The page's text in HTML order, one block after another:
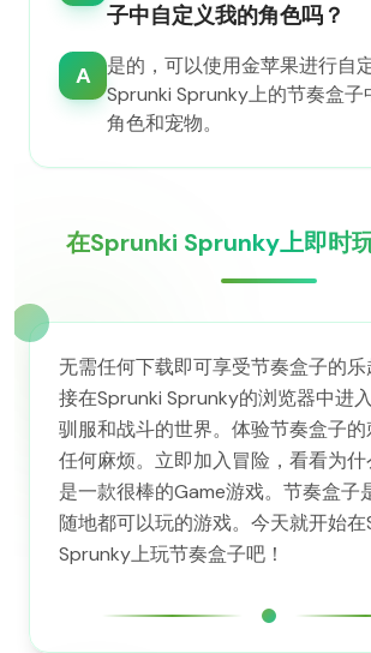
子中自定义我的角色吗？
A
是的，可以使用金苹果进行自
Sprunki Sprunky上的节奏盒子
角色和宠物。
在Sprunki Sprunky上即时
无需任何下载即可享受节奏盒子的
接在Sprunki Sprunky的浏览器中进
驯服和战斗的世界。体验节奏盒子
任何麻烦。立即加入冒险，看看为
是一款很棒的Game游戏。节奏盒子
随地都可以玩的游戏。今天就开始在
Sprunky上玩节奏盒子吧！